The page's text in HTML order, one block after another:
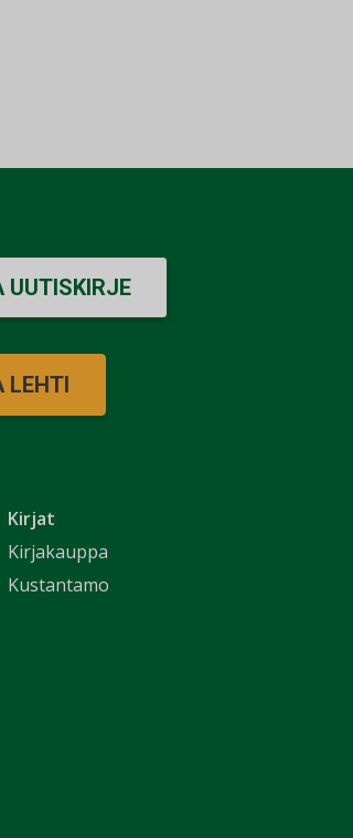
Kirjat
Kirjakauppa
Kustantamo
UUTISKIRJE
LEHTI